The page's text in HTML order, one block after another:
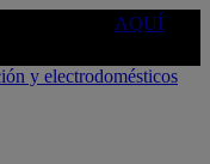
AQUÍ